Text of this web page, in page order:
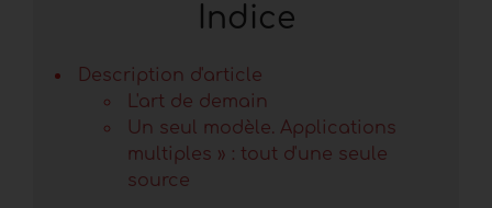
Indice
Description d'article
L'art de demain
Un seul modèle. Applications
multiples » : tout d'une seule
source